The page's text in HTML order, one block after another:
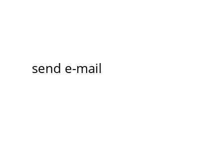
send e-mail